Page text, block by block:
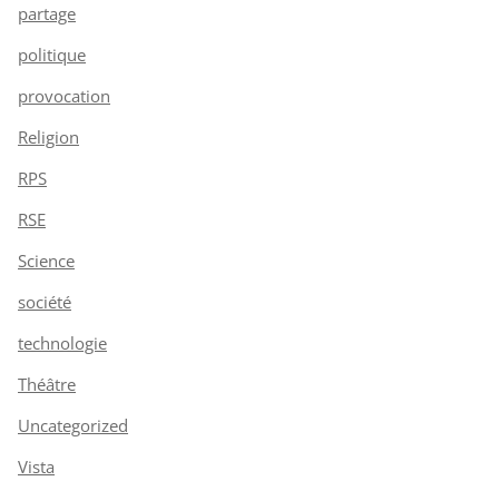
partage
politique
provocation
Religion
RPS
RSE
Science
société
technologie
Théâtre
Uncategorized
Vista